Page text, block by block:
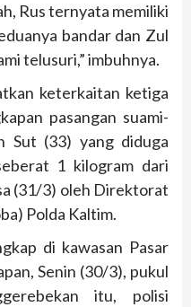
Rus ternyata memiliki
bandar dan Zul
telusuri,” imbuhnya.
keterkaitan ketiga
pasangan suami-
Sut (33) yang diduga
1 kilogram dari
(31/3) oleh Direktorat
Polda Kaltim.
di kawasan Pasar
Senin (30/3), pukul
itu, polisi